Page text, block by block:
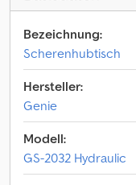
Bezeichnung:
Scherenhubtisch
Hersteller:
Genie
Modell:
GS-2032 Hydraulic